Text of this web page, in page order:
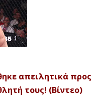
απειλητικά προς
τους! (Βίντεο)